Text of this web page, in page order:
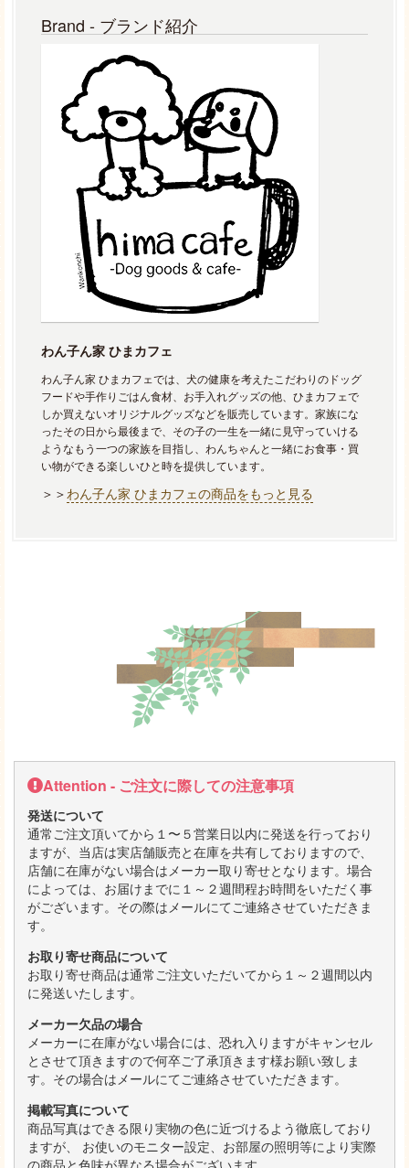
Brand - ブランド紹介
わん子ん家 ひまカフェ
わん子ん家 ひまカフェでは、犬の健康を考えたこだわりのドッグ
フードや手作りごはん食材、お手入れグッズの他、ひまカフェで
しか買えないオリジナルグッズなどを販売しています。家族にな
ったその日から最後まで、その子の一生を一緒に見守っていける
ようなもう一つの家族を目指し、わんちゃんと一緒にお食事・買
い物ができる楽しいひと時を提供しています。
＞＞ わん子ん家 ひまカフェの商品をもっと見る
Attention - ご注文に際しての注意事項
発送について
通常ご注文頂いてから１〜５営業日以内に発送を行っており
ますが、当店は実店舗販売と在庫を共有しておりますので、
店舗に在庫がない場合はメーカー取り寄せとなります。場合
によっては、お届けまでに１～２週間程お時間をいただく事
がございます。その際はメールにてご連絡させていただきま
す。
お取り寄せ商品について
お取り寄せ商品は通常ご注文いただいてから１～２週間以内
に発送いたします。
メーカー欠品の場合
メーカーに在庫がない場合には、恐れ入りますがキャンセル
とさせて頂きますので何卒ご了承頂きます様お願い致しま
す。その場合はメールにてご連絡させていただきます。
掲載写真について
商品写真はできる限り実物の色に近づけるよう徹底しており
ますが、 お使いのモニター設定、お部屋の照明等により実際
の商品と色味が異なる場合がございます。